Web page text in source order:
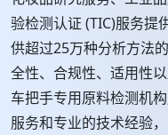
验检测认证 (TIC)服务提
供超过25万种分析方法
全性、合规性、适用性
车把手专用原料检测机
服务和专业的技术经验